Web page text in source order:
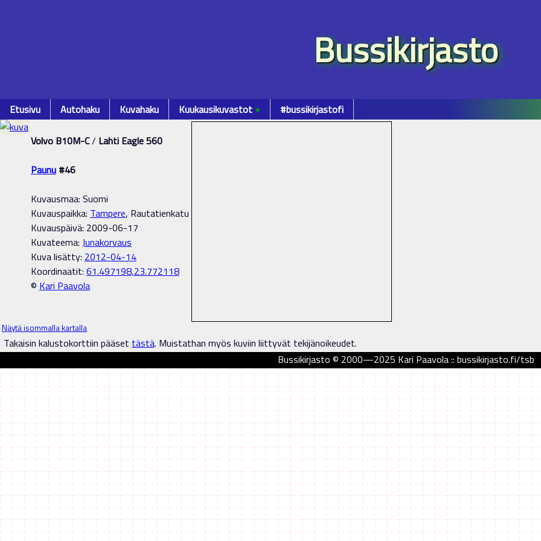
Bussikirjasto
Etusivu Autohaku Kuvahaku Kuukausikuvastot٭ #bussikirjastofi
Volvo B10M-C/ Lahti Eagle 560
Paunu #46
Kuvausmaa: Suomi
Kuvauspaikka: Tampere, Rautatienkatu
Kuvauspäivä: 2009-06-17
Kuvateema: Junakorvaus
Kuva lisätty: 2012-04-14
Koordinaatit: 61.497198,23.772118
© Kari Paavola
Näytä isommalla kartalla
Takaisin kalustokorttiin pääset tästä. Muistathan myös kuviin liittyvät tekijänoikeudet.
Bussikirjasto © 2000—2025 Kari Paavola :: bussikirjasto.fi/tsb